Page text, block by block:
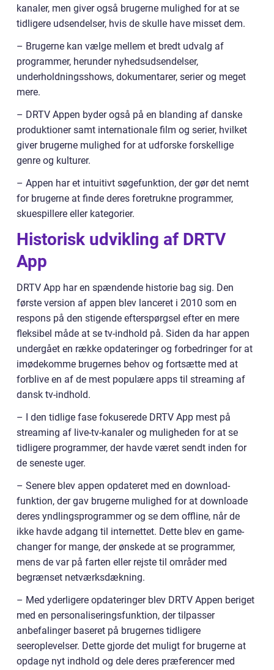
kanaler, men giver også brugerne mulighed for at se
tidligere udsendelser, hvis de skulle have misset dem.
– Brugerne kan vælge mellem et bredt udvalg af
programmer, herunder nyhedsudsendelser,
underholdningsshows, dokumentarer, serier og meget
mere.
– DRTV Appen byder også på en blanding af danske
produktioner samt internationale film og serier, hvilket
giver brugerne mulighed for at udforske forskellige
genre og kulturer.
– Appen har et intuitivt søgefunktion, der gør det nemt
for brugerne at finde deres foretrukne programmer,
skuespillere eller kategorier.
Historisk udvikling af DRTV
App
DRTV App har en spændende historie bag sig. Den
første version af appen blev lanceret i 2010 som en
respons på den stigende efterspørgsel efter en mere
fleksibel måde at se tv-indhold på. Siden da har appen
undergået en række opdateringer og forbedringer for at
imødekomme brugernes behov og fortsætte med at
forblive en af de mest populære apps til streaming af
dansk tv-indhold.
– I den tidlige fase fokuserede DRTV App mest på
streaming af live-tv-kanaler og muligheden for at se
tidligere programmer, der havde været sendt inden for
de seneste uger.
– Senere blev appen opdateret med en download-
funktion, der gav brugerne mulighed for at downloade
deres yndlingsprogrammer og se dem offline, når de
ikke havde adgang til internettet. Dette blev en game-
changer for mange, der ønskede at se programmer,
mens de var på farten eller rejste til områder med
begrænset netværksdækning.
– Med yderligere opdateringer blev DRTV Appen beriget
med en personaliseringsfunktion, der tilpasser
anbefalinger baseret på brugernes tidligere
seeroplevelser. Dette gjorde det muligt for brugerne at
opdage nyt indhold og dele deres præferencer med